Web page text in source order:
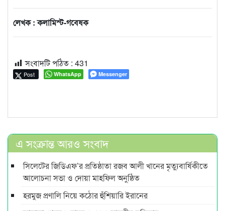
লেখক : কলামিস্ট-গবেষক
সংবাদটি পঠিত : 431
Post WhatsApp Messenger
এ সংক্রান্ত আরও সংবাদ
সিলেটের জিডিএফ’র প্রতিষ্ঠাতা রজব আলী খানের মৃত্যুবার্ষিকীতে
আলোচনা সভা ও দোয়া মাহফিল অনুষ্ঠিত
হরমুজ প্রণালি নিয়ে কঠোর হুঁশিয়ারি ইরানের